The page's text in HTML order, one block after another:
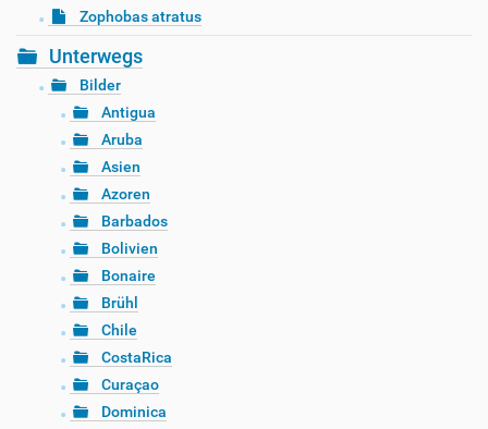
Zophobas atratus
Unterwegs
Bilder
Antigua
Aruba
Asien
Azoren
Barbados
Bolivien
Bonaire
Brühl
Chile
CostaRica
Curaçao
Dominica